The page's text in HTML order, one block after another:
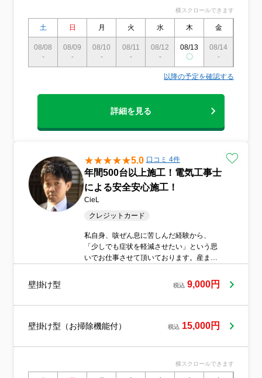
横スクロールできます
土 日 月 火 水 木 金
08/08
-
08/09
-
08/10
-
08/11
-
08/12
-
08/13
〇
08/14
-
以降の予定を確認する
詳細を見る
5.0 口コミ 4件
年間500台以上施工！電気工事士
による安全安心施工！
CieL
クレジットカード
私自身、咳ぜん息に苦しんだ経験から、
「少しでも症状を軽減させたい」という思
いでお仕事させて頂いております。産まれ
ゃるご家族から、たくさんのご依頼をいた
だきます。『こんなに 汚い空気を 毎日
のために、しっかり洗浄いたします！損害
壁掛け型 税込 9,000円
壁掛け型（お掃除機能付） 税込 15,000円
横スクロールできます